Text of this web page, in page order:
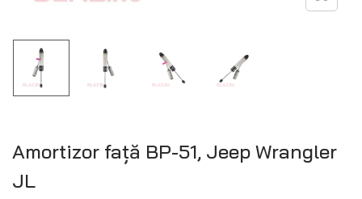
Amortizor față BP-51, Jeep Wrangler
JL